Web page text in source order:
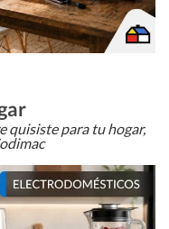
quisiste para tu hogar,